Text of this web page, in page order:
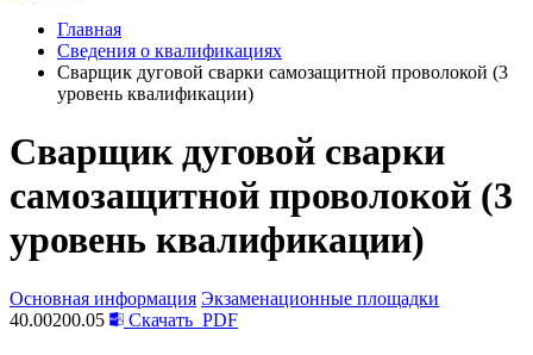
Главная
Сведения о квалификациях
Сварщик дуговой сварки самозащитной проволокой (3
уровень квалификации)
Сварщик дуговой сварки
самозащитной проволокой (3
уровень квалификации)
Основная информация Экзаменационные площадки
40.00200.05
Скачать PDF